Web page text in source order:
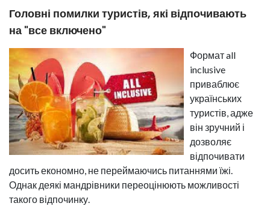
Головні помилки туристів, які відпочивають
на "все включено"
Формат all
inclusive
приваблює
українських
туристів, адже
він зручний і
дозволяє
відпочивати
досить економно, не переймаючись питаннями їжі.
Однак деякі мандрівники переоцінюють можливості
такого відпочинку.